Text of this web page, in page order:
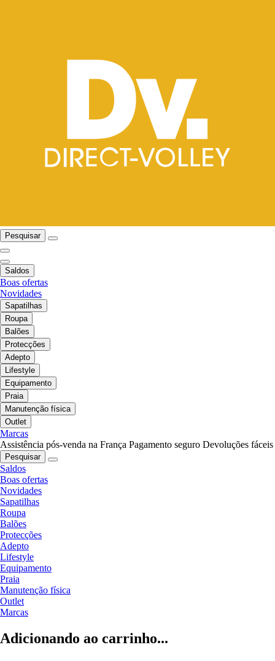
Pesquisar
Saldos
Boas ofertas
Novidades
Sapatilhas
Roupa
Balões
Protecções
Adepto
Lifestyle
Equipamento
Praia
Manutenção física
Outlet
Marcas
Assistência pós-venda na França Pagamento seguro Devoluções fáceis
Pesquisar
Saldos
Boas ofertas
Novidades
Sapatilhas
Roupa
Balões
Protecções
Adepto
Lifestyle
Equipamento
Praia
Manutenção física
Outlet
Marcas
Adicionando ao carrinho...